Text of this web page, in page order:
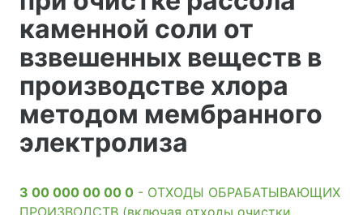
каменной соли от
взвешенных веществ в
производстве хлора
методом мембранного
электролиза
3 00 000 00 00 0 - ОТХОДЫ ОБРАБАТЫВАЮЩИХ